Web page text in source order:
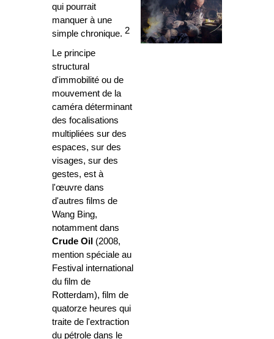
qui pourrait
manquer à une
simple chronique. 2
Le principe
structural
d'immobilité ou de
mouvement de la
caméra déterminant
des focalisations
multipliées sur des
espaces, sur des
visages, sur des
gestes, est à
l'œuvre dans
d'autres films de
Wang Bing,
notamment dans
Crude Oil (2008,
mention spéciale au
Festival international
du film de
Rotterdam), film de
quatorze heures qui
traite de l'extraction
du pétrole dans le